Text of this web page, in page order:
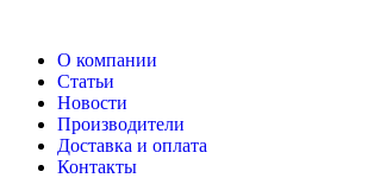
О компании
Статьи
Новости
Производители
Доставка и оплата
Контакты